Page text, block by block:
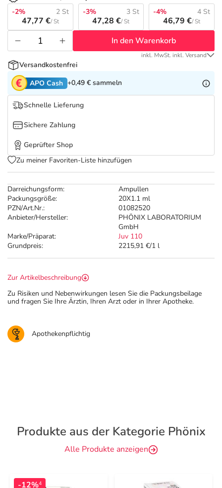
Tierapotheke
Vitamine & Mineralstoffe
Marken
Salus Deals
Darreichungsform:
Ampullen
Packungsgröße:
20X1.1 ml
PZN/Art.Nr.:
01082520
Anbieter/Hersteller:
PHÖNIX LABORATORIUM
GmbH
Marke/Präparat:
Juv 110
Grundpreis:
2215,91 €/1 l
-2%
2 St
47,77 €/ St
-3% 3 St
47,28 €/ St
-4% 4 St
46,79 €/ St
In den Warenkorb
inkl. MwSt. inkl. Versand
Versandkostenfrei
APO Cash +0,49 € sammeln
Schnelle Lieferung
Sichere Zahlung
Geprüfter Shop
Zu meiner Favoriten-Liste hinzufügen
Zur Artikelbeschreibung
Zu Risiken und Nebenwirkungen lesen Sie die Packungsbeilage
und fragen Sie Ihre Ärztin, Ihren Arzt oder in Ihrer Apotheke.
Apothekenpflichtig
Produkte aus der Kategorie Phönix
Alle Produkte anzeigen
-12%4